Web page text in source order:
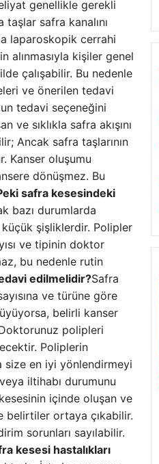
genellikle gerekli
safra kanalını
laparoskopik cerrahi
alınmasıyla kişiler genel
çalışabilir. Bu nedenle
ve önerilen tedavi
tedavi seçeneğini
ve sıklıkla safra akışını
Ancak safra taşlarının
Kanser oluşumu
dönüşmez. Bu
safra kesesindeki
bazı durumlarda
şişliklerdir. Polipler
ve tipinin doktor
bu nedenle rutin
edilmelidir?Safra
ve türüne göre
belirli kanser
polipleri
Poliplerin
size en iyi yönlendirmeyi
iltihabı durumunu
içinde oluşan ve
belirtiler ortaya çıkabilir.
sorunları sayılabilir.
kesesi hastalıkları